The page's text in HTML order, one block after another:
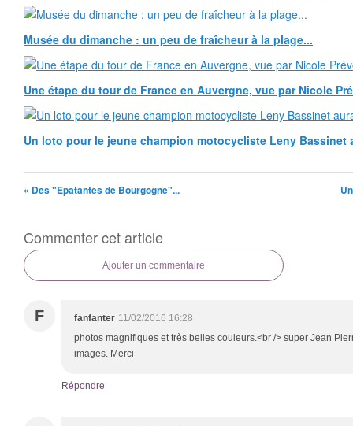
Musée du dimanche : un peu de fraîcheur à la plage...
Une étape du tour de France en Auvergne, vue par Nicole
Un loto pour le jeune champion motocycliste Leny Bassinet
« Des "Epatantes de Bourgogne"...
Commenter cet article
Ajouter un commentaire
F fanfanter 11/02/2016 16:28
photos magnifiques et très belles couleurs.<br /> super Jean
images. Merci
Répondre